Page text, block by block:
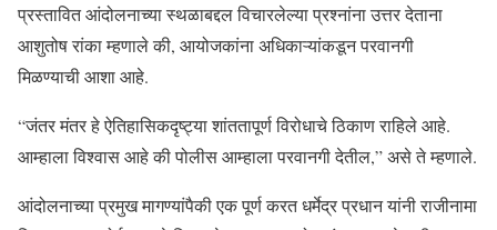
प्रस्तावित आंदोलनाच्या स्थळाबद्दल विचारलेल्या प्रश्नांना उत्तर देताना
आशुतोष रांका म्हणाले की, आयोजकांना अधिकाऱ्यांकडून परवानगी
मिळण्याची आशा आहे.
“जंतर मंतर हे ऐतिहासिकदृष्ट्या शांततापूर्ण विरोधाचे ठिकाण राहिले आहे.
आम्हाला विश्वास आहे की पोलीस आम्हाला परवानगी देतील,” असे ते म्हणाले.
आंदोलनाच्या प्रमुख मागण्यांपैकी एक पूर्ण करत धर्मेद्र प्रधान यांनी राजीनामा